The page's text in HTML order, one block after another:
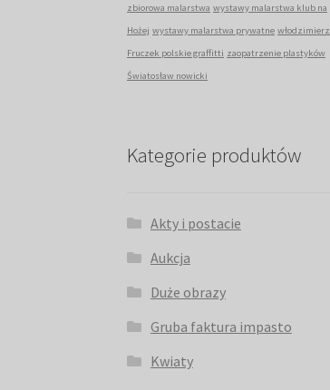
zbiorowa malarstwa wystawy malarstwa klub na
Hożej wystawy malarstwa prywatne włodzimierz
Fruczek polskie graffitti zaopatrzenie plastyków
Światosław nowicki
Kategorie produktów
Akty i postacie
Aukcja
Duże obrazy
Gruba faktura impasto
Kwiaty